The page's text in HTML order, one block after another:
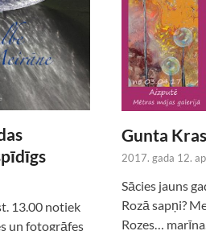
13.00 notiek
un fotogrāfes
Gunta
2017. gada 12.
Sācies jauns
Rozā sapņi?
Rozes…